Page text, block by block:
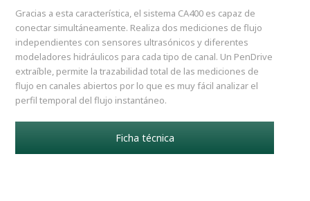
Gracias a esta característica, el sistema CA400 es capaz de
conectar simultáneamente. Realiza dos mediciones de flujo
independientes con sensores ultrasónicos y diferentes
modeladores hidráulicos para cada tipo de canal. Un PenDrive
extraíble, permite la trazabilidad total de las mediciones de
flujo en canales abiertos por lo que es muy fácil analizar el
perfil temporal del flujo instantáneo.
Ficha técnica